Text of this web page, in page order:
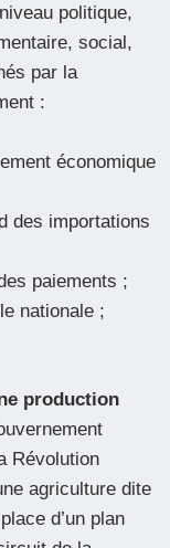
politique,
social,
par la
:
économique
des importations
paiements ;
nationale ;
production
Révolution
agriculture dite
d’un plan